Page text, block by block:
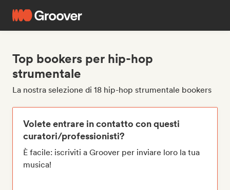
Top bookers per hip-hop
strumentale
La nostra selezione di 18 hip-hop strumentale bookers
Volete entrare in contatto con questi
curatori/professionisti?
È facile: iscriviti a Groover per inviare loro la tua
musica!